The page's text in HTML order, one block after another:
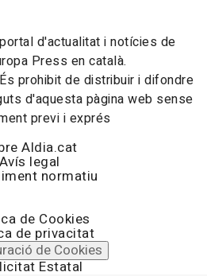
d'actualitat i notícies de
Press en català.
prohibit de distribuir i difondre
d'aquesta pàgina web sense
previ i exprés
Aldia.cat
Avís legal
normatiu
de Cookies
de privacitat
de Cookies
Estatal